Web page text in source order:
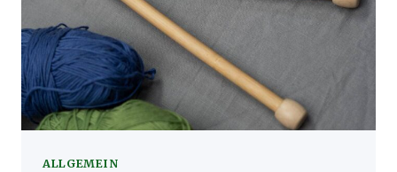
ALLGEMEIN